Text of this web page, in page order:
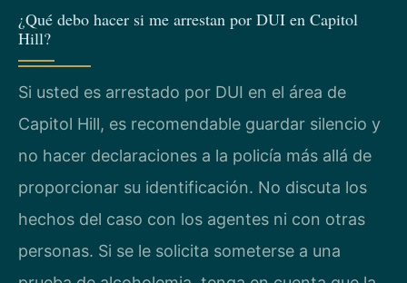
¿Qué debo hacer si me arrestan por DUI en Capitol
Hill?
Si usted es arrestado por DUI en el área de
Capitol Hill, es recomendable guardar silencio y
no hacer declaraciones a la policía más allá de
proporcionar su identificación. No discuta los
hechos del caso con los agentes ni con otras
personas. Si se le solicita someterse a una